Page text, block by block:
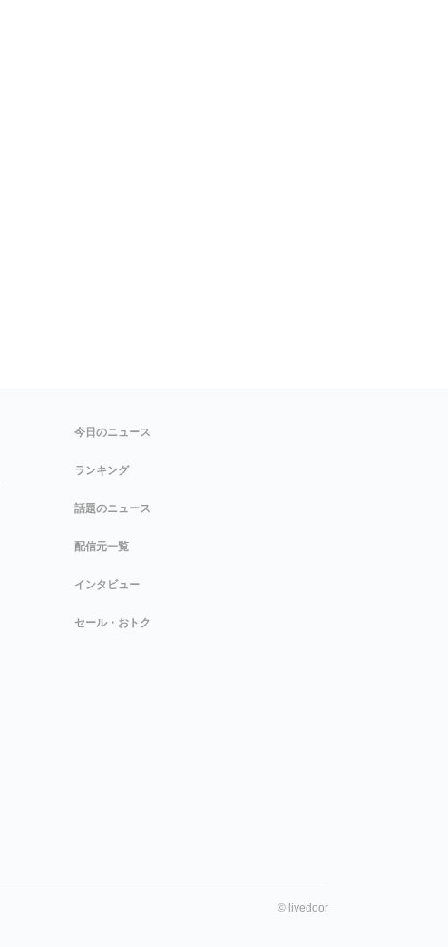
今日のニュース
ランキング
話題のニュース
配信元一覧
インタビュー
セール・おトク
© livedoor